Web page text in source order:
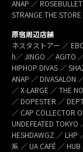
ANAP ／
STRANGE THE
原宿周辺店舗
ネスタストアー ／
h／ JINGO ／ AGITO
HIPHOP DIVAS ／
ANAP ／ DIVASALON
／ X-LARGE ／ THE
／ DOPESTER ／
／ CAP COLLECTOR
UNDEFEATED TOKYO
HESHDAWGZ ／ LHP
系 ／ UA CAFÉ ／